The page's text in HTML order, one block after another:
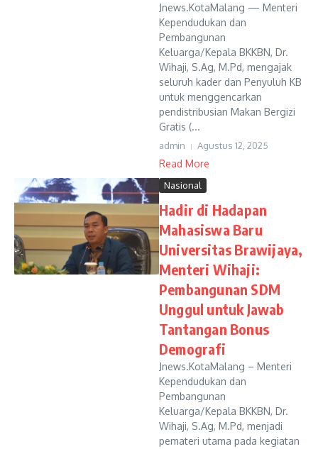
Jnews.KotaMalang — Menteri
Kependudukan dan
Pembangunan
Keluarga/Kepala BKKBN, Dr.
Wihaji, S.Ag, M.Pd, mengajak
seluruh kader dan Penyuluh KB
untuk menggencarkan
pendistribusian Makan Bergizi
Gratis (...
admin Agustus 12, 2025
Read More
Nasional
Hadir di Hadapan
Mahasiswa Baru
Universitas Brawijaya,
Menteri Wihaji:
Pembangunan SDM
Unggul untuk Jawab
Tantangan Bonus
Demografi
Jnews.KotaMalang – Menteri
Kependudukan dan
Pembangunan
Keluarga/Kepala BKKBN, Dr.
Wihaji, S.Ag, M.Pd, menjadi
pemateri utama pada kegiatan